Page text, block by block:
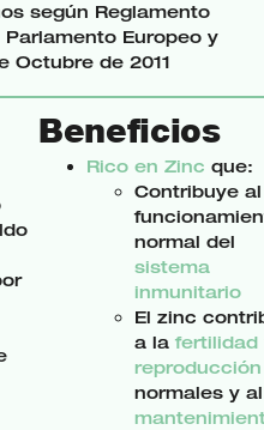
según Reglamento
Parlamento Europeo y
Octubre de 2011
Beneficios
Rico en Zinc que:
Contribuye al
normal del
sistema
inmunitario
El zinc
a la fertilidad
reproducción
normales y al